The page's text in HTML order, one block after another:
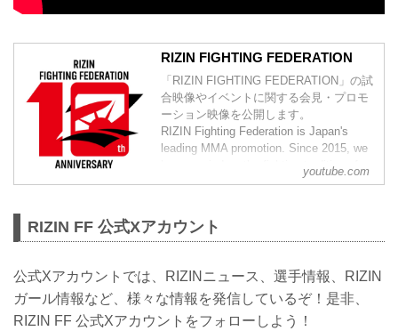
RIZIN FIGHTING FEDERATION
「RIZIN FIGHTING FEDERATION」の試
合映像やイベントに関する会見・プロモ
ーション映像を公開します。
RIZIN Fighting Federation is Japan's
leading MMA promotion. Since 2015, we
have carried on the fighting tradition of
previous world class MMA promotions
youtube.com
RIZIN FF 公式Xアカウント
公式Xアカウントでは、RIZINニュース、選手情報、RIZIN
ガール情報など、様々な情報を発信しているぞ！是非、
RIZIN FF 公式Xアカウントをフォローしよう！